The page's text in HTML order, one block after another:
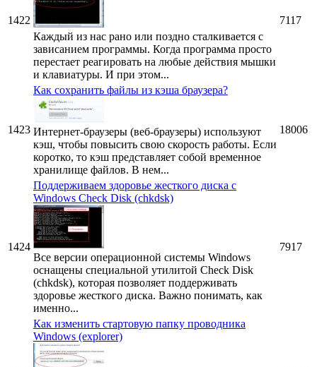
1422
Каждый из нас рано или поздно сталкивается с
зависанием программы. Когда программа просто
перестает реагировать на любые действия мышки
и клавиатуры. И при этом...
7117
1423
Как сохранить файлы из кэша браузера?
Интернет-браузеры (веб-браузеры) используют
кэш, чтобы повысить свою скорость работы. Если
коротко, то кэш представляет собой временное
хранилище файлов. В нем...
18006
1424
Поддерживаем здоровье жесткого диска с
Windows Check Disk (chkdsk)
Все версии операционной системы Windows
оснащены специальной утилитой Check Disk
(chkdsk), которая позволяет поддерживать
здоровье жесткого диска. Важно понимать, как
именно...
7917
Как изменить стартовую папку проводника
Windows (explorer)